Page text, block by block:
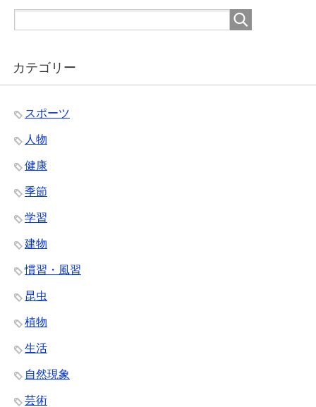
カテゴリー
スポーツ
人物
健康
季節
学習
建物
慣習・風習
昆虫
植物
生活
自然現象
芸術